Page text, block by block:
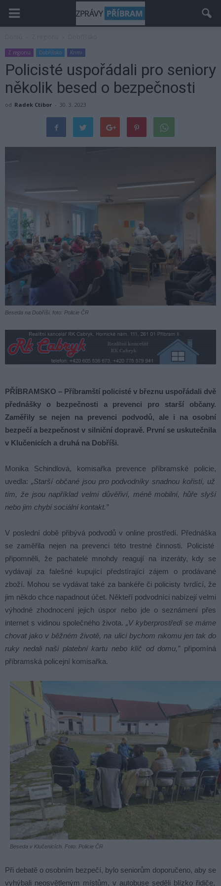
Z regionu Dobříšsko Krimi
Policisté uspořádali pro seniory
několik besed o bezpečnosti
od Radek Ctibor - 30. 3. 2023
Beseda na Dobříši. foto: Policie ČR
PŘÍBRAMSKO – Příbramští policisté v březnu uspořádali dvě
přednášky o bezpečnosti a prevenci pro starší občany.
Zaměřily se nejen na prevenci podvodů, ale i na osobní
bezpečí a bezpečnost v silniční dopravě. První se uskutečnila
v Klučenicích a druhá na Dobříši.
Monika Schindlová, komisařka prevence příbramské policie,
uvedla: „Starší občané jsou pro podvodníky snadnou kořistí, už
tím, že jsou například velmi důvěřiví, méně mobilní, hůře slyší
nebo jim chybí sociální kontakt.”
V poslední době přibývá podvodů v online prostředí. Přednáška
se zaměřila nejen na prevenci této trestné činnosti. Policisté
připomněli, že pachatelé mnohdy reagují na inzeráty, kdy se
vydávají za falešné kupující předstírající zájem o prodávané
zboží. Mohou se vydávat také za bankéře či policisty tvrdící, že
jim někdo chce napadnout účet. Někteří podvodníci nabízejí velmi
výhodné zhodnocení jejich úspor nebo jde o seznámení přes
internet s vidinou společného života. „V kyberprostředí se máme
chovat jako v běžném životě, na ulici bychom nikomu jen tak do
ruky nedali naši platební kartu nebo klíč od domu,” připomíná
příbramská policejní komisařka.
Beseda v Klučenicích. Foto: Policie ČR
Při debatě o osobním bezpečí, bylo seniorům doporučeno, aby se
vyhýbali neosvětleným místům, v autobuse seděli blízko řidiče,